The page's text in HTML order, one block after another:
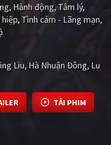
Hành động Tâm lý
Tình cảm - Lãng mạn
Liu Hà Nhuận Đông Lu
TẢI PHIM